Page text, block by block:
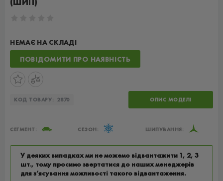
НЕМАЄ НА СКЛАДІ
ПОВІДОМИТИ ПРО НАЯВНІСТЬ
КОД ТОВАРУ: 2870 ОПИС МОДЕЛІ
СЕГМЕНТ: СЕЗОН: ШИПУВАННЯ:
У деяких випадках ми не можемо відвантажити 1, 2, 3
шт., тому просимо звертатися до наших менеджерів
для з’ясування можливості такого відвантаження.